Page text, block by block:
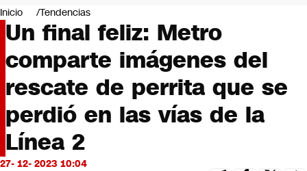
Negocios
Deportes
Programas completos
Cultura
Servicios
Bits
CNN tiempo
Futuro 360
Opinión
Inicio Tendencias
Un final feliz: Metro
comparte imágenes del
rescate de perrita que se
perdió en las vías de la
Línea 2
27- 12- 2023 10:04